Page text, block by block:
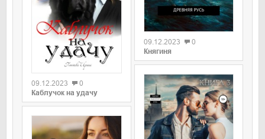
09.12.2023
0
Каблучок на удачу
09.12.2023
0
Княгиня